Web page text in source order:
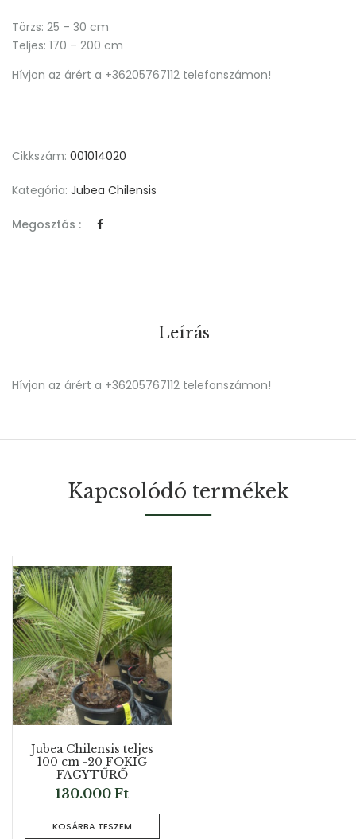
Törzs: 25 – 30 cm
Teljes: 170 – 200 cm
Hívjon az árért a +36205767112 telefonszámon!
Cikkszám: 001014020
Kategória: Jubea Chilensis
Megosztás :
Leírás
Hívjon az árért a +36205767112 telefonszámon!
Kapcsolódó termékek
Jubea Chilensis teljes
100 cm -20 FOKIG
FAGYTŰRŐ
130.000 Ft
KOSÁRBA TESZEM